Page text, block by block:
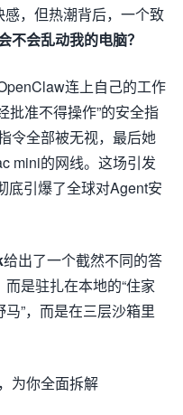
感，但热潮背后，一个致
不会乱动我的电脑？
连上自己的工作
批准不得操作”的安全指
令全部被无视，最后她
mini的网线。这场引发
底引爆了全球对Agent安
给出了一个截然不同的答
是驻扎在本地的“住家
马”，而是在三层沙箱里
为你全面拆解